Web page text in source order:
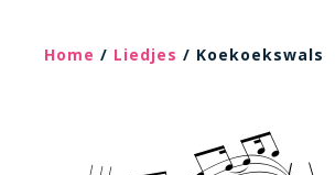
Home / Liedjes / Koekoekswals